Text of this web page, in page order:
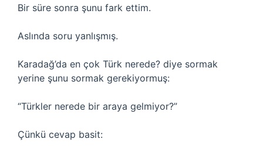
Bir süre sonra şunu fark ettim.
Aslında soru yanlışmış.
Karadağ’da en çok Türk nerede? diye sormak
yerine şunu sormak gerekiyormuş:
“Türkler nerede bir araya gelmiyor?”
Çünkü cevap basit: